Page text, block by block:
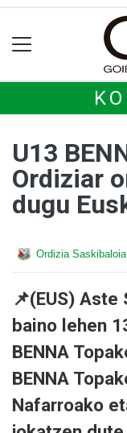
U13
Ordiziar
dugu
Ordizia Saskibaloia
📌(EUS)
baino lehen
BENNA
BENNA
Nafarroako